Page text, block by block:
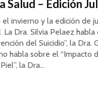
Salud – Edición
el invierno y la edición de
La Dra. Silvia Pelaez habla
del Suicidio”, la Dra.
habla sobre el “Impacto
la Dra...